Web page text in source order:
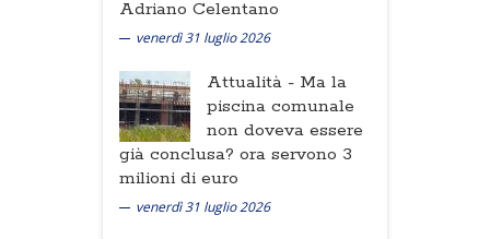
Adriano Celentano
venerdì 31 luglio 2026
Attualità - Ma la
piscina comunale
non doveva essere
già conclusa? ora servono 3
milioni di euro
venerdì 31 luglio 2026